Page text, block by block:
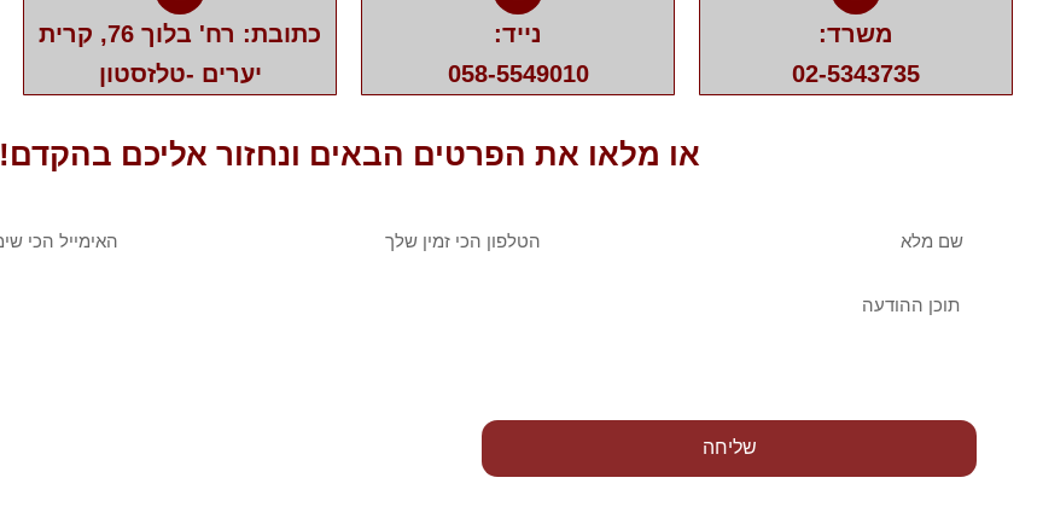
משרד:
02-5343735
נייד:
058-5549010
כתובת: רח' בלוך 76, קרית
יערים -טלזסטון
או מלאו את הפרטים הבאים ונחזור אליכם בהקדם!
שם
טלפון
אימייל
הודעה
שליחה